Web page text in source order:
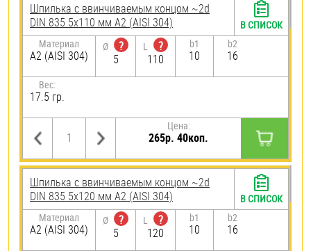
Шпилька c ввинчиваемым концом ~2d
DIN 835 5х110 мм А2 (AISI 304)
Материал
А2 (AISI 304)
Ø
?
5
L
?
110
b1
10
b2
16
Вес:
17.5 гр.
Цена:
265р. 40коп.
В СПИСОК
Шпилька c ввинчиваемым концом ~2d
DIN 835 5х120 мм А2 (AISI 304)
Материал
А2 (AISI 304)
Ø
?
5
L
?
120
b1
10
b2
16
В СПИСОК